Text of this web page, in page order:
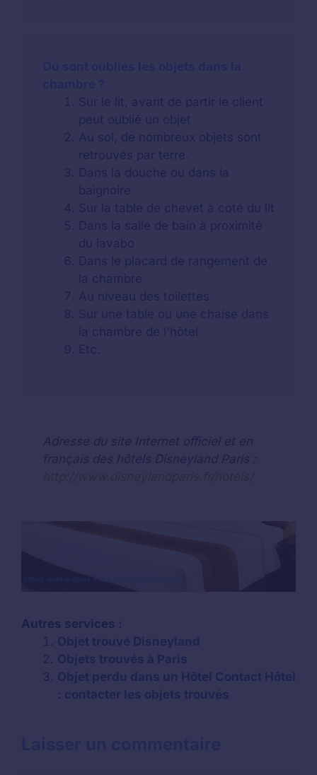
Sur le lit, avant de partir le client
peut oublié un objet
Au sol, de nombreux objets sont
retrouvés par terre.
Dans la douche ou dans la
baignoire
Sur la table de chevet à coté du lit
Dans la salle de bain à proximité
du lavabo
Dans le placard de rangement de
la chambre
Au niveau des toilettes
Sur une table ou une chaise dans
la chambre de l'hôtel
Etc.
Adresse du site Internet officiel et en
français des hôtels Disneyland Paris :
Autres services :
Objet trouvé Disneyland
Objets trouvés à Paris
Objet perdu dans un Hôtel Contact Hôtel
: contacter les objets trouvés